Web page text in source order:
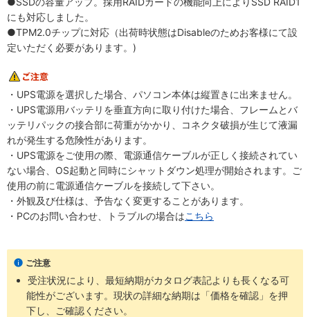
にも対応しました。
●TPM2.0チップに対応（出荷時状態はDisableのためお客様にて設
定いただく必要があります。)
・UPS電源を選択した場合、パソコン本体は縦置きに出来ません。
・UPS電源用バッテリを垂直方向に取り付けた場合、フレームとバ
ッテリパックの接合部に荷重がかかり、コネクタ破損が生じて液漏
れが発生する危険性があります。
・UPS電源をご使用の際、電源通信ケーブルが正しく接続されてい
ない場合、OS起動と同時にシャットダウン処理が開始されます。ご
使用の前に電源通信ケーブルを接続して下さい。
・外観及び仕様は、予告なく変更することがあります。
・PCのお問い合わせ、トラブルの場合はこちら
ご注意
受注状況により、最短納期がカタログ表記よりも長くなる可
能性がございます。現状の詳細な納期は「価格を確認」を押
下し、ご確認ください。